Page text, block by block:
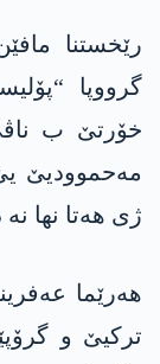
رێخستنا
خۆرتێ ب
مەحموودیێ
ژی ھەتا نھا نە
ترکیێ و